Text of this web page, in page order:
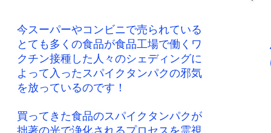
今スーパーやコンビニで売られている
とても多くの食品が食品工場で働くワ
クチン接種した人々のシェディングに
よって入ったスパイクタンパクの邪気
を放っているのです！
買ってきた食品のスパイクタンパクが